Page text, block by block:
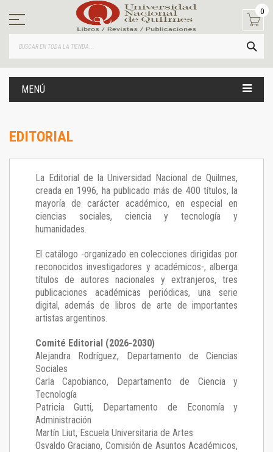
contenido
0
MENÚ
EDITORIAL
La Editorial de la Universidad Nacional de Quilmes,
creada en 1996, ha publicado más de 400 títulos, la
mayoría de carácter académico, en especial en
ciencias sociales, ciencia y tecnología y
humanidades.
El catálogo -organizado en colecciones dirigidas por
reconocidos investigadores y académicos-, alberga
títulos de autores nacionales y extranjeros, tres
publicaciones académicas periódicas, una serie
digital, además de libros de arte de importantes
artistas argentinos.
Comité Editorial (2026-2030)
Alejandra Rodríguez, Departamento de Ciencias
Sociales
Carla Capobianco, Departamento de Ciencia y
Tecnología
Patricia Gutti, Departamento de Economía y
Administración
Martín Liut, Escuela Universitaria de Artes
Osvaldo Graciano, Comisión de Asuntos Académicos,